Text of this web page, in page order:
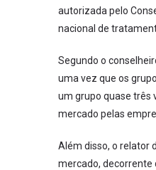
autorizada pelo
nacional de
Segundo o
uma vez que os
um grupo quase três
mercado pelas
Além disso, o relator
mercado, decorrente